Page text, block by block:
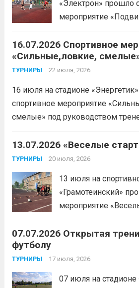
«Электрон» прошло
мероприятие
16.07.2026 Спортивное
«Сильные,ловкие,
ТУРНИРЫ 22 июля, 2026
16 июля на стадионе
спортивное мероприятие
смелые» под руководством
Сергеевича. Участники
скоростные качества, силовую
координацию.
13.07.2026 «Веселые
ТУРНИРЫ 20 июля, 2026
13 июля на
«Грамотеинский»
мероприятие
шайбой».Несмотря на
мероприятия,
07.07.2026 Открытая
футболу
ТУРНИРЫ 17 июля, 2026
07 июля на